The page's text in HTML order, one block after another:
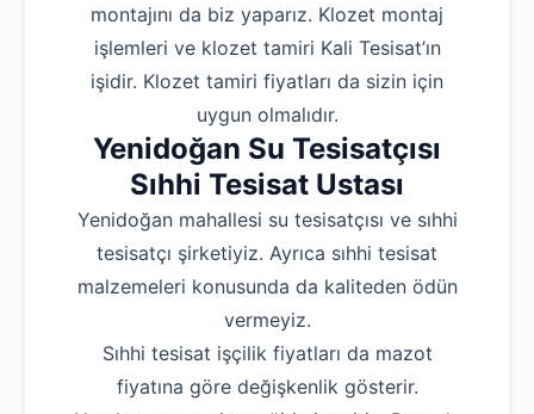
montajını da biz yaparız. Klozet montaj
işlemleri ve klozet tamiri Kali Tesisat’ın
işidir. Klozet tamiri fiyatları da sizin için
uygun olmalıdır.
Yenidoğan Su Tesisatçısı
Sıhhi Tesisat Ustası
Yenidoğan mahallesi su tesisatçısı ve sıhhi
tesisatçı şirketiyiz. Ayrıca sıhhi tesisat
malzemeleri konusunda da kaliteden ödün
vermeyiz.
Sıhhi tesisat işçilik fiyatları da mazot
fiyatına göre değişkenlik gösterir.